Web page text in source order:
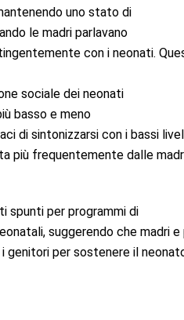
uno stato di
le madri parlavano
con i neonati.
sociale dei neonati
basso e meno
di sintonizzarsi con i bassi
più frequentemente dalle
spunti per programmi di
suggerendo che madri
genitori per sostenere il